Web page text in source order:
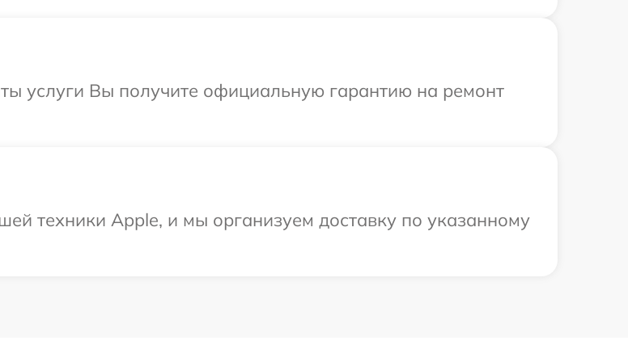
услуги Вы получите официальную гарантию на ремонт
техники Apple, и мы организуем доставку по указанному